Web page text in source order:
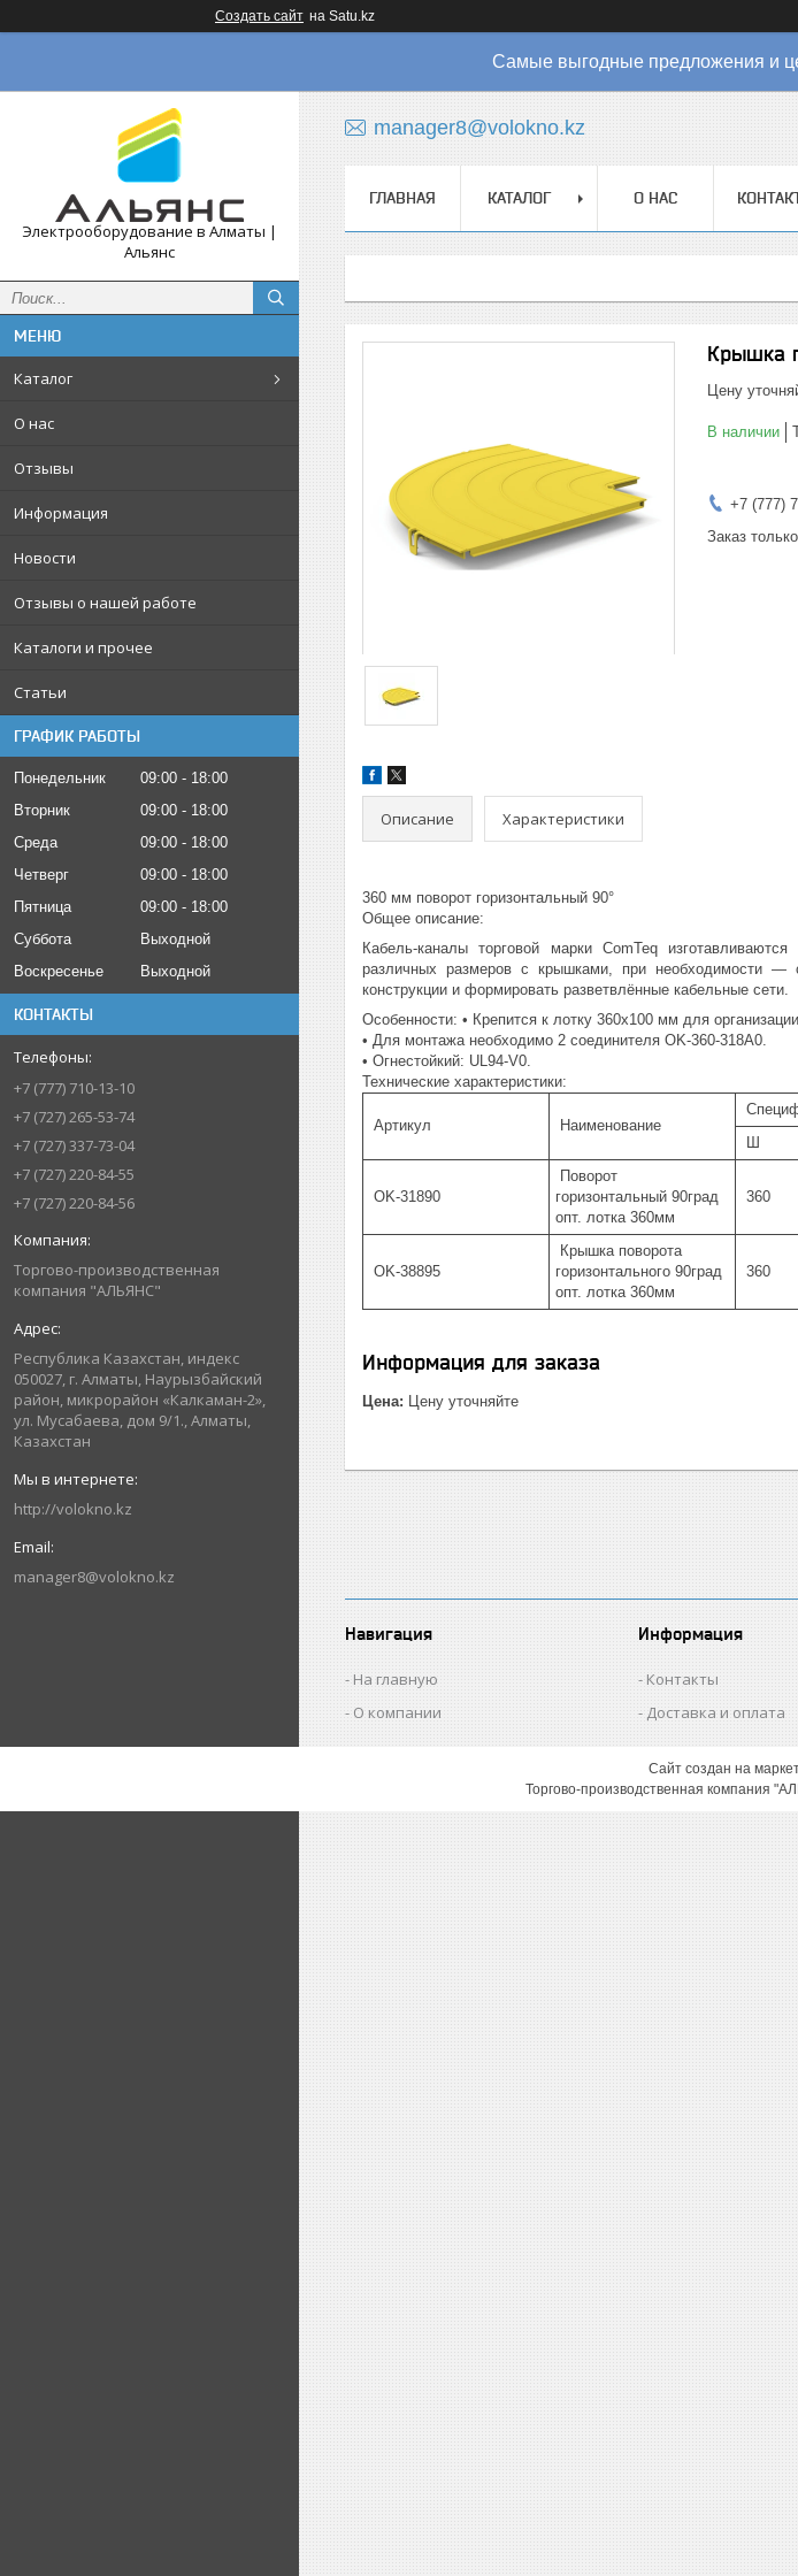
Создать сайт на Satu.kz
Самые выгодные предложения и
Электрооборудование в Алматы |
Альянс
Каталог
О нас
Отзывы
Информация
Новости
Отзывы о нашей работе
Каталоги и прочее
Статьи
ГРАФИК РАБОТЫ
Понедельник 09:00
18:00
Вторник
09:00
18:00
Среда
09:00
18:00
Четверг
09:00
18:00
Пятница
09:00
18:00
Суббота
Выходной
Воскресенье
Выходной
КОНТАКТЫ
+7 (777) 710-13-10
+7 (727) 265-53-74
+7 (727) 337-73-04
+7 (727) 220-84-55
+7 (727) 220-84-56
Торгово-производственная
компания "АЛЬЯНС"
Республика Казахстан, индекс
050027, г. Алматы, Наурызбайский
район, микрорайон «Калкаман-2»,
ул. Мусабаева, дом 9/1., Алматы,
Казахстан
http://volokno.kz
manager8@volokno.kz
manager8@volokno.kz
ГЛАВНАЯ КАТАЛОГ О НАС
Крышка
Цену
В наличии
+7 (777)
Заказ
Описание Характеристики
360 мм поворот горизонтальный 90°
Общее описание:
Кабель-каналы торговой марки ComTeq
различных размеров с крышками, при необходимости —
конструкции и формировать разветвлённые кабельные сети.
Особенности: • Крепится к лотку 360х100 мм для
• Для монтажа необходимо 2 соединителя OK-360-318A0.
• Огнестойкий: UL94-V0.
Технические характеристики:
Артикул Наименование
Ш
OK-31890
Поворот
горизонтальный 90град
опт. лотка 360мм
360
OK-38895
Крышка поворота
горизонтального 90град
опт. лотка 360мм
360
Информация для заказа
Цена: Цену уточняйте
Навигация
На главную
О компании
Информация
Контакты
Доставка и оплата
Сайт создан на